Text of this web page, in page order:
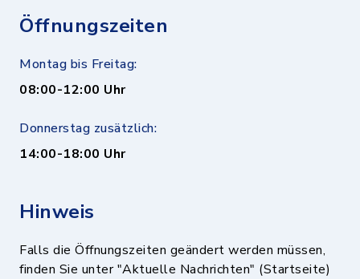
Öffnungszeiten
Montag bis Freitag:
08:00-12:00 Uhr
Donnerstag zusätzlich:
14:00-18:00 Uhr
Hinweis
Falls die Öffnungszeiten geändert werden müssen,
finden Sie unter "Aktuelle Nachrichten" (Startseite)